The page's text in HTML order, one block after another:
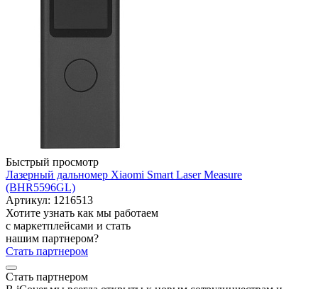
Быстрый просмотр
Лазерный дальномер Xiaomi Smart Laser Measure
(BHR5596GL)
Артикул: 1216513
Хотите узнать как мы работаем
с маркетплейсами и стать
нашим партнером?
Стать партнером
Стать партнером